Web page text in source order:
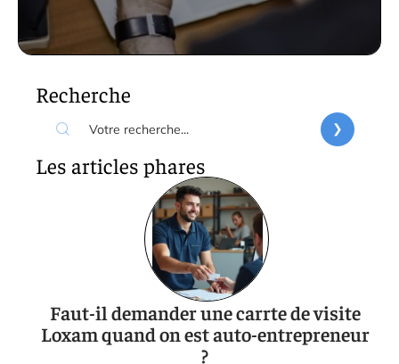
Recherche
Les articles phares
Faut-il demander une carrte de visite
Loxam quand on est auto-entrepreneur
?